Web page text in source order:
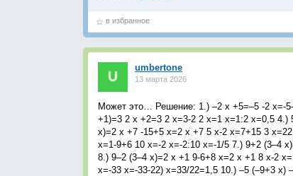
в избранное
umbertone
13 марта 2026
Может это… Решение: 1.) –2 х +5=–5 -2 х=-
+1)=3 2 х +2=3 2 х=3-2 2 х=1 х=1:2 х=0,5
х)=2 х +7 -15+5 х=2 х +7 5 х-2 х=7+15 3
х=1-9+6 10 х=-2 х=-2:10 х=-1/5 7.) 9+2 (3–4
8.) 9–2 (3–4 х)=2 х +1 9-6+8 х=2 х +1 8 х-2
х=-33 х=-33-22) х=33/22=1,5 10.) –5 (–9+3 х)